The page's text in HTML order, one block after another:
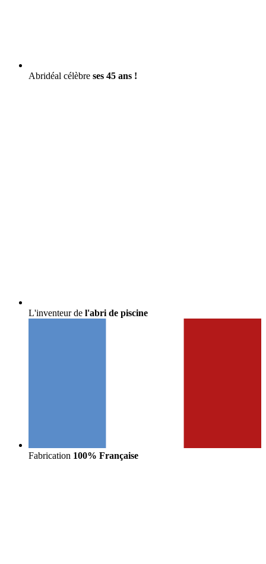
Abridéal célèbre ses 45 ans !
L'inventeur de l'abri de piscine
Fabrication 100% Française